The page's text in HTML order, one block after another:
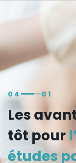
04 01
Les
tôt pour
études